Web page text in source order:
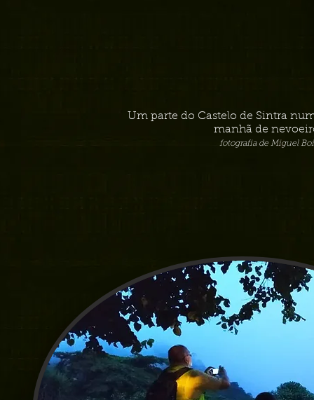
Um parte do Castelo de Sintra
manhã de
fotografia de Miguel